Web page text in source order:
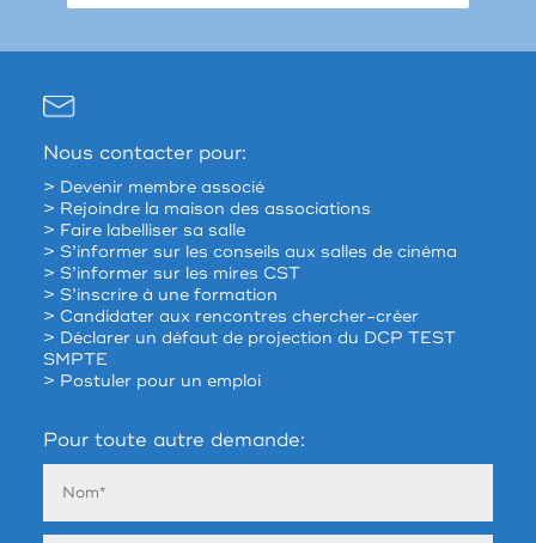
Nous contacter pour:
> Devenir membre associé
> Rejoindre la maison des associations
> Faire labelliser sa salle
> S’informer sur les conseils aux salles de cinéma
> S’informer sur les mires CST
> S’inscrire à une formation
> Candidater aux rencontres chercher-créer
> Déclarer un défaut de projection du DCP TEST
SMPTE
> Postuler pour un emploi
Pour toute autre demande: